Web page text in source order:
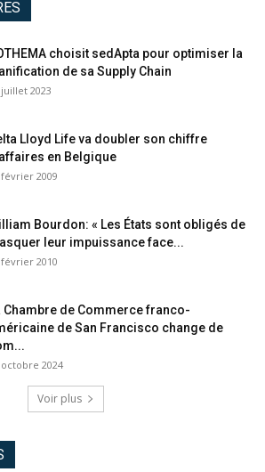
choisit sedApta pour optimiser la
de sa Supply Chain
juillet 2023
Lloyd Life va doubler son chiffre
en Belgique
2009
Bourdon: « Les États sont obligés de
leur impuissance face...
2010
Chambre de Commerce franco-
de San Francisco change de
octobre 2024
Voir plus